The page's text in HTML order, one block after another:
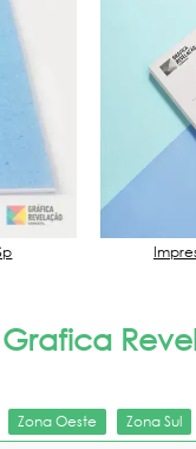
Zona Oeste Zona Sul